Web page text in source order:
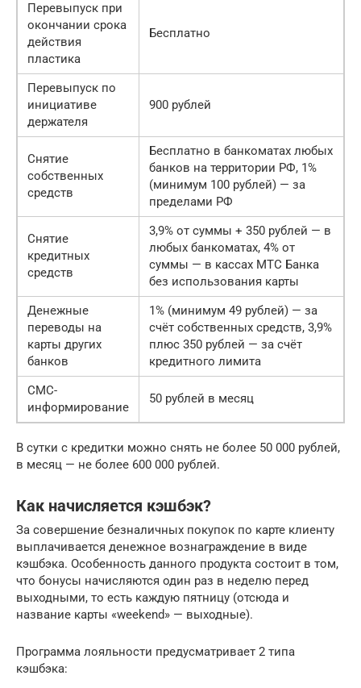
Перевыпуск при
окончании срока
действия
пластика
Бесплатно
Перевыпуск по
инициативе
держателя
900 рублей
Снятие
собственных
средств
Бесплатно в банкоматах любых
банков на территории РФ, 1%
(минимум 100 рублей) — за
пределами РФ
Снятие
кредитных
средств
3,9% от суммы + 350 рублей — в
любых банкоматах, 4% от
суммы — в кассах МТС Банка
без использования карты
Денежные
переводы на
карты других
банков
1% (минимум 49 рублей) — за
счёт собственных средств, 3,9%
плюс 350 рублей — за счёт
кредитного лимита
СМС-
информирование
50 рублей в месяц
В сутки с кредитки можно снять не более 50 000 рублей,
в месяц — не более 600 000 рублей.
Как начисляется кэшбэк?
За совершение безналичных покупок по карте клиенту
выплачивается денежное вознаграждение в виде
кэшбэка. Особенность данного продукта состоит в том,
что бонусы начисляются один раз в неделю перед
выходными, то есть каждую пятницу (отсюда и
название карты «weekend» — выходные).
Программа лояльности предусматривает 2 типа
кэшбэка: